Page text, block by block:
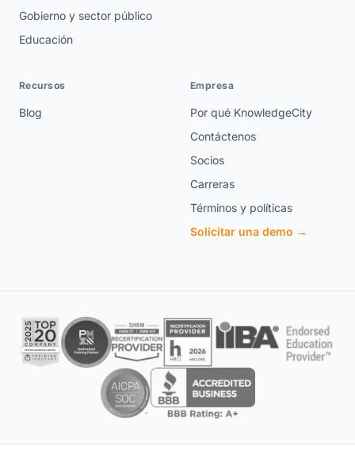
Gobierno y sector público
Educación
Recursos
Blog
Empresa
Por qué KnowledgeCity
Contáctenos
Socios
Carreras
Términos y políticas
Solicitar una demo →